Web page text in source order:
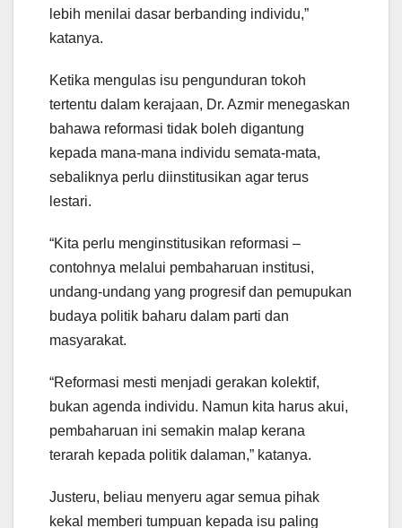
lebih menilai dasar berbanding individu,”
katanya.
Ketika mengulas isu pengunduran tokoh
tertentu dalam kerajaan, Dr. Azmir menegaskan
bahawa reformasi tidak boleh digantung
kepada mana-mana individu semata-mata,
sebaliknya perlu diinstitusikan agar terus
lestari.
“Kita perlu menginstitusikan reformasi –
contohnya melalui pembaharuan institusi,
undang-undang yang progresif dan pemupukan
budaya politik baharu dalam parti dan
masyarakat.
“Reformasi mesti menjadi gerakan kolektif,
bukan agenda individu. Namun kita harus akui,
pembaharuan ini semakin malap kerana
terarah kepada politik dalaman,” katanya.
Justeru, beliau menyeru agar semua pihak
kekal memberi tumpuan kepada isu paling